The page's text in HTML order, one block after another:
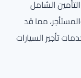
الشامل
مما قد
تأجير السيارات